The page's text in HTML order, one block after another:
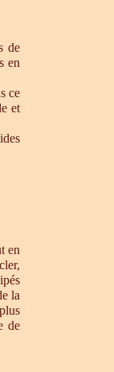
de
en
ce
et
en
la
de